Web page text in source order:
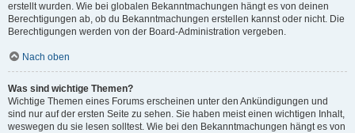
erstellt wurden. Wie bei globalen Bekanntmachungen hängt es von deinen
Berechtigungen ab, ob du Bekanntmachungen erstellen kannst oder nicht. Die
Berechtigungen werden von der Board-Administration vergeben.
Nach oben
Was sind wichtige Themen?
Wichtige Themen eines Forums erscheinen unter den Ankündigungen und
sind nur auf der ersten Seite zu sehen. Sie haben meist einen wichtigen Inhalt,
weswegen du sie lesen solltest. Wie bei den Bekanntmachungen hängt es von